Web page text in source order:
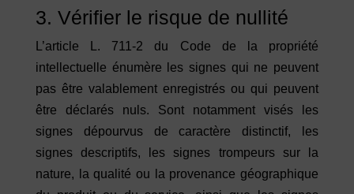
3. Vérifier le risque de nullité
L’article L. 711-2 du Code de la propriété
intellectuelle énumère les signes qui ne peuvent
pas être valablement enregistrés ou qui peuvent
être déclarés nuls. Sont notamment visés les
signes dépourvus de caractère distinctif, les
signes descriptifs, les signes trompeurs sur la
nature, la qualité ou la provenance géographique